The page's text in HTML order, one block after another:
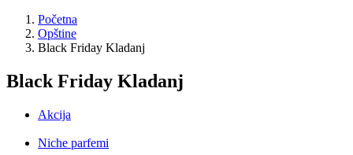
Početna
Opštine
Black Friday Kladanj
Black Friday Kladanj
Akcija
Niche parfemi